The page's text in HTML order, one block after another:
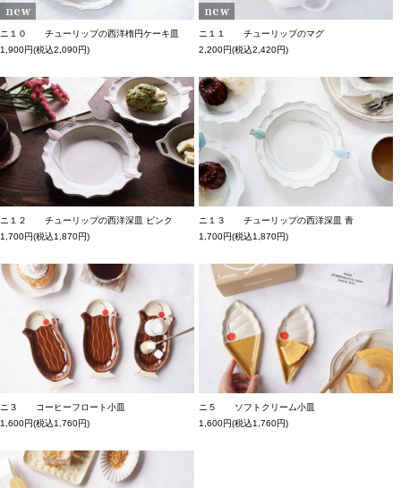
ニ１０ チューリップの西洋楕円ケーキ皿
1,900円(税込2,090円)
ニ１１ チューリップのマグ
2,200円(税込2,420円)
ニ１２ チューリップの西洋深皿 ピンク
1,700円(税込1,870円)
ニ１３ チューリップの西洋深皿 青
1,700円(税込1,870円)
ニ３ コーヒーフロート小皿
1,600円(税込1,760円)
ニ５ ソフトクリーム小皿
1,600円(税込1,760円)